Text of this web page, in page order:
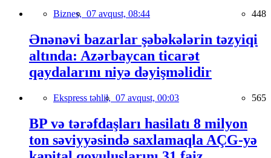
Biznes, 07 avqust, 08:44 448
Ənənəvi bazarlar şəbəkələrin təzyiqi
altında: Azərbaycan ticarət
qaydalarını niyə dəyişməlidir
Ekspress təhlil, 07 avqust, 00:03 565
BP və tərəfdaşları hasilatı 8 milyon
ton səviyyəsində saxlamaqla AÇG-yə